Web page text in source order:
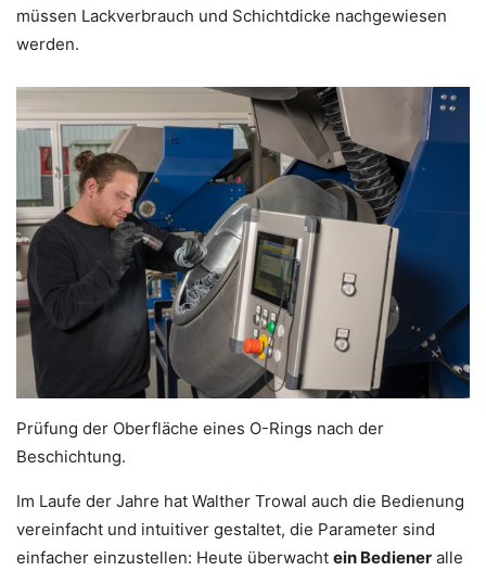
müssen Lackverbrauch und Schichtdicke nachgewiesen
werden.
Prüfung der Oberfläche eines O-Rings nach der
Beschichtung.
Im Laufe der Jahre hat Walther Trowal auch die Bedienung
vereinfacht und intuitiver gestaltet, die Parameter sind
einfacher einzustellen: Heute überwacht ein Bediener alle